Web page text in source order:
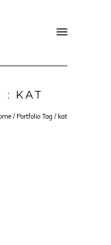
: KAT
/ Portfolio Tag / kat